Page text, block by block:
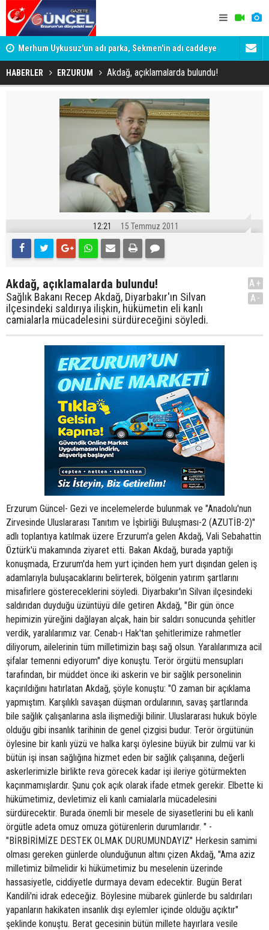
Merhum Uykusuz'un adı parka, Sekmen'in adı caddeye
verildi
HABERLER ERZURUM Akdağ, açıklamalarda bulundu!
12:21 15 Temmuz 2011
Akdağ, açıklamalarda bulundu!
Sağlık Bakanı Recep Akdağ, Diyarbakır'ın Silvan
ilçesindeki saldırıya ilişkin, hükümetin eli kanlı
camialarla mücadelesini sürdüreceğini söyledi.
A+
A-
Erzurum Güncel- Gezi ve incelemelerde bulunmak ve "Anadolu'nun
Zirvesinde Uluslararası Tanıtım ve İşbirliği Buluşması-2 (AZUTİB-2)"
adlı toplantıya katılmak üzere Erzurum'a gelen Akdağ, Vali Sebahattin
Öztürk'ü makamında ziyaret etti. Bakan Akdağ, burada yaptığı
konuşmada, Erzurum'da hem yurt içinden hem yurt dışından gelen iş
adamlarıyla buluşacaklarını belirterek, bölgenin yatırım şartlarını
misafirlere göstereceklerini söyledi. Diyarbakır'ın Silvan ilçesindeki
saldırıdan duyduğu üzüntüyü dile getiren Akdağ, "Bir gün önce
hepimizin yüreğini dağlayan alçak, hain bir saldırı sonucunda şehitler
verdik, yaralılarımız var. Cenab-ı Hak'tan şehitlerimize rahmetler
diliyorum, ailelerinin tüm milletimizin başı sağ olsun. Yaralılarımıza acil
şifalar temenni ediyorum" diye konuştu. Terör örgütü mensupları
tarafından, bir müddet önce iki askerin ve bir sağlık personelinin
kaçırıldığını hatırlatan Akdağ, şöyle konuştu: "O zaman bir açıklama
yapmıştım. Karşılıklı savaşan düşman ordularının, savaş şartlarında
bile sağlık çalışanlarına asla ilişmediği bilinir. Uluslararası hukuk böyle
olduğu gibi insanlık tarihinin de genel çizgisi budur. Terör örgütünün
öylesine bir kanlı yüzü ve halka karşı öylesine büyük bir zulmü var ki
bütün işi insan sağlığına hizmet eden bir sağlık çalışanına, değerli
askerlerimizle birlikte reva görecek kadar işi ileriye götürmekten
kaçınmamışlardır. Şunu çok açık olarak ifade etmek gerekir. Elbette ki
hükümetimiz, devletimiz eli kanlı camialarla mücadelesini
sürdürecektir. Burada önemli bir mesele de siyasetlerini bu eli kanlı
örgütle adeta omuz omuza götürenlerin durumlarıdır. " -
"BİRBİRİMİZE DESTEK OLMAK DURUMUNDAYIZ" Herkesin samimi
olması gereken günlerde olunduğunun altını çizen Akdağ, "Ama aziz
milletimiz bilmelidir ki hükümetimiz bu meselenin üzerinde
hassasiyetle, ciddiyetle durmaya devam edecektir. Bugün Berat
Kandili'ni idrak edeceğiz. Böylesine mübarek günlerde bu saldırıları
yapanların hakikaten insanlık dışı eylemler içinde olduğu açıktır"
şeklinde konuştu. Berat gecesinin bütün millete hayırlara vesile